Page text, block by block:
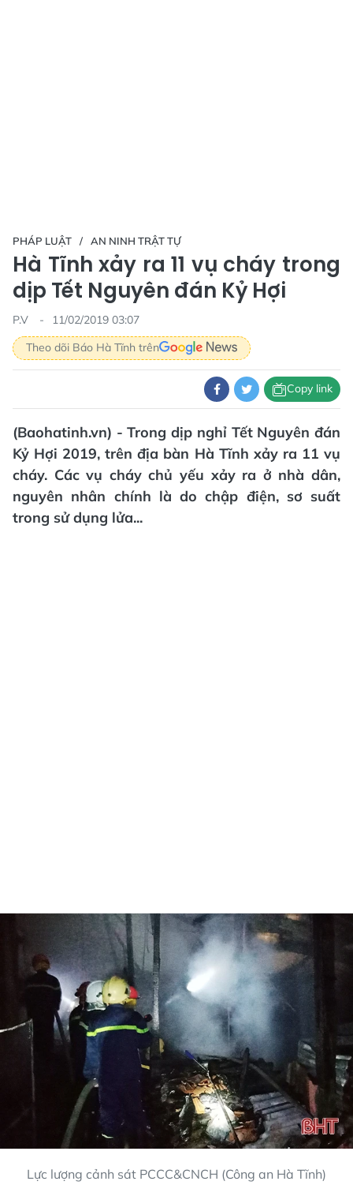
PHÁP LUẬT AN NINH TRẬT TỰ
Hà Tĩnh xảy ra 11 vụ cháy trong
dịp Tết Nguyên đán Kỷ Hợi
P.V
11/02/2019 03:07
Theo dõi Báo Hà Tĩnh trên
Copy link
(Baohatinh.vn) - Trong dịp nghỉ Tết Nguyên đán
Kỷ Hợi 2019, trên địa bàn Hà Tĩnh xảy ra 11 vụ
cháy. Các vụ cháy chủ yếu xảy ra ở nhà dân,
nguyên nhân chính là do chập điện, sơ suất
trong sử dụng lửa...
Lực lượng cảnh sát PCCC&CNCH (Công an Hà Tĩnh)